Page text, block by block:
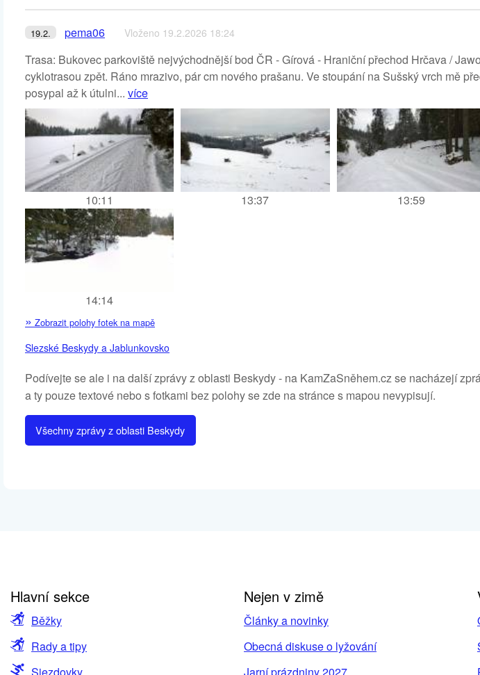
19.2. pema06 Vloženo 19.2.2026 18:24
Trasa: Bukovec parkoviště nejvýchodnější bod ČR - Gírová - Hraniční přechod Hrčava /
cyklotrasou zpět. Ráno mrazivo, pár cm nového prašanu. Ve stoupání na Sušský vrch mě
posypal až k útulni... více
10:11 13:37 13:59
14:14
» Zobrazit polohy fotek na mapě
Slezské Beskydy a Jablunkovsko
Podívejte se ale i na další zprávy z oblasti Beskydy - na KamZaSněhem.cz se nacházejí
a ty pouze textové nebo s fotkami bez polohy se zde na stránce s mapou nevypisují.
Všechny zprávy z oblasti Beskydy
Hlavní sekce
Běžky
Rady a tipy
Nejen v zimě
Články a novinky
Obecná diskuse o lyžování